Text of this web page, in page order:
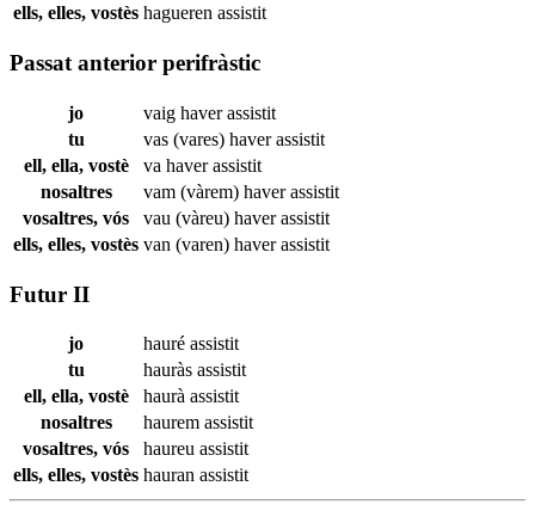
ells, elles, vostès hagueren assistit
Passat anterior perifràstic
jo vaig haverassistit
tu
vas (vares) haverassistit
ell, ella, vostè
va haverassistit
nosaltres
vam (vàrem) haverassistit
vosaltres, vós
vau (vàreu) haverassistit
ells, elles, vostès van (varen) haverassistit
Futur II
jo hauré assistit
tu
hauràs assistit
ell, ella, vostè
haurà assistit
nosaltres
haurem assistit
vosaltres, vós
haureu assistit
ells, elles, vostès hauran assistit